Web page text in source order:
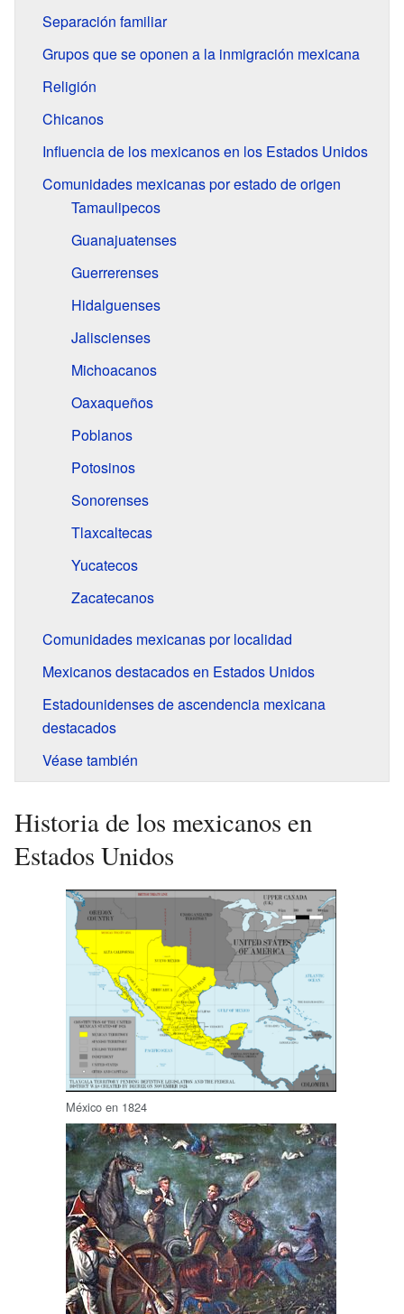
Separación familiar
Grupos que se oponen a la inmigración mexicana
Religión
Chicanos
Influencia de los mexicanos en los Estados Unidos
Comunidades mexicanas por estado de origen
Tamaulipecos
Guanajuatenses
Guerrerenses
Hidalguenses
Jaliscienses
Michoacanos
Oaxaqueños
Poblanos
Potosinos
Sonorenses
Tlaxcaltecas
Yucatecos
Zacatecanos
Comunidades mexicanas por localidad
Mexicanos destacados en Estados Unidos
Estadounidenses de ascendencia mexicana
destacados
Véase también
Historia de los mexicanos en
Estados Unidos
México en 1824